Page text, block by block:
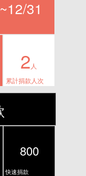
12/31
2人
累計捐款人次
800
快速捐款